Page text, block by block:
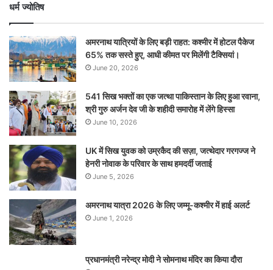
धर्म ज्योतिष
अमरनाथ यात्रियों के लिए बड़ी राहत: कश्मीर में होटल पैकेज
65% तक सस्ते हुए, आधी कीमत पर मिलेंगी टैक्सियां।
June 20, 2026
541 सिख भक्तों का एक जत्था पाकिस्तान के लिए हुआ रवाना,
श्री गुरु अर्जन देव जी के शहीदी समारोह में लेंगे हिस्सा
June 10, 2026
UK में सिख युवक को उम्रकैद की सज़ा, जत्थेदार गरगज्ज ने
हेनरी नोवाक के परिवार के साथ हमदर्दी जताई
June 5, 2026
अमरनाथ यात्रा 2026 के लिए जम्मू-कश्मीर में हाई अलर्ट
June 1, 2026
प्रधानमंत्री नरेन्‍द्र मोदी ने सोमनाथ मंदिर का किया दौरा